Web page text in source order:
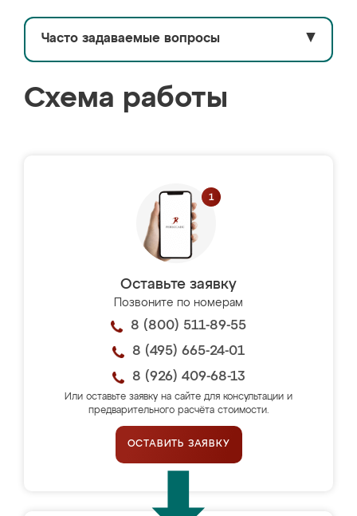
Часто задаваемые вопросы ▼
Схема работы
Оставьте заявку
Позвоните по номерам
8 (800) 511-89-55
8 (495) 665-24-01
8 (926) 409-68-13
Или оставьте заявку на сайте для консультации и
предварительного расчёта стоимости.
ОСТАВИТЬ ЗАЯВКУ